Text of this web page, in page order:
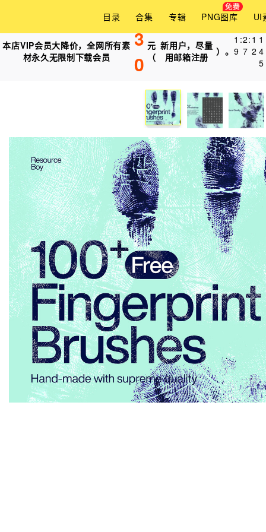
本店VIP会员大降价，全网所有素
材永久无限制下载会员
3
0
元
（
新用户，尽量
用邮箱注册
）。
1
9
:2
7
: 1
1
8
5
5
目录 合集 专辑 PNG图库 UI